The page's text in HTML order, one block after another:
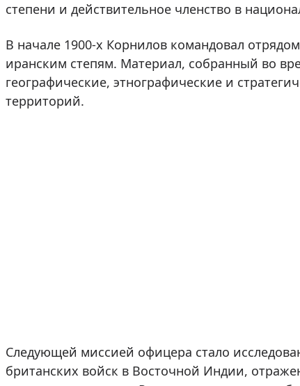
степени и действительное членство в
В начале 1900-х Корнилов командовал
иранским степям. Материал, собранный во
географические, этнографические и
территорий.
Следующей миссией офицера стало
британских войск в Восточной Индии,